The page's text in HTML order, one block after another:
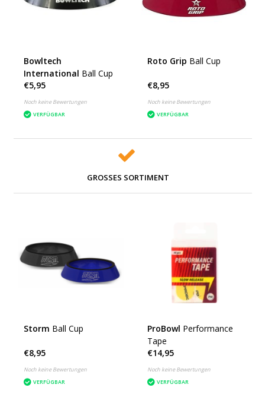
Bowltech
International Ball Cup
€5,95
Noch keine Bewertungen
VERFÜGBAR
Roto Grip Ball Cup
€8,95
Noch keine Bewertungen
VERFÜGBAR
GROSSES SORTIMENT
Storm Ball Cup
€8,95
Noch keine Bewertungen
VERFÜGBAR
ProBowl Performance
Tape
€14,95
Noch keine Bewertungen
VERFÜGBAR